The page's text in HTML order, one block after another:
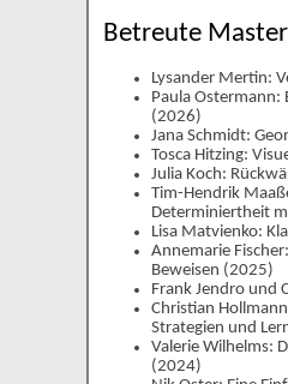
Betreute
Lysander Mertin:
Paula
(2026)
Jana Schmidt:
Tosca Hitzing:
Julia Koch:
Tim-Hendrik
Determiniertheit
Lisa Matvienko:
Annemarie
Beweisen (2025)
Frank Jendro und
Christian
Strategien und
Valerie Wilhelms:
(2024)